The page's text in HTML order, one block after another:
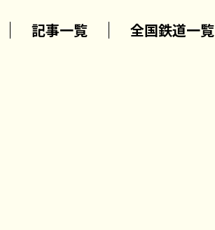
記事一覧 全国鉄道一覧